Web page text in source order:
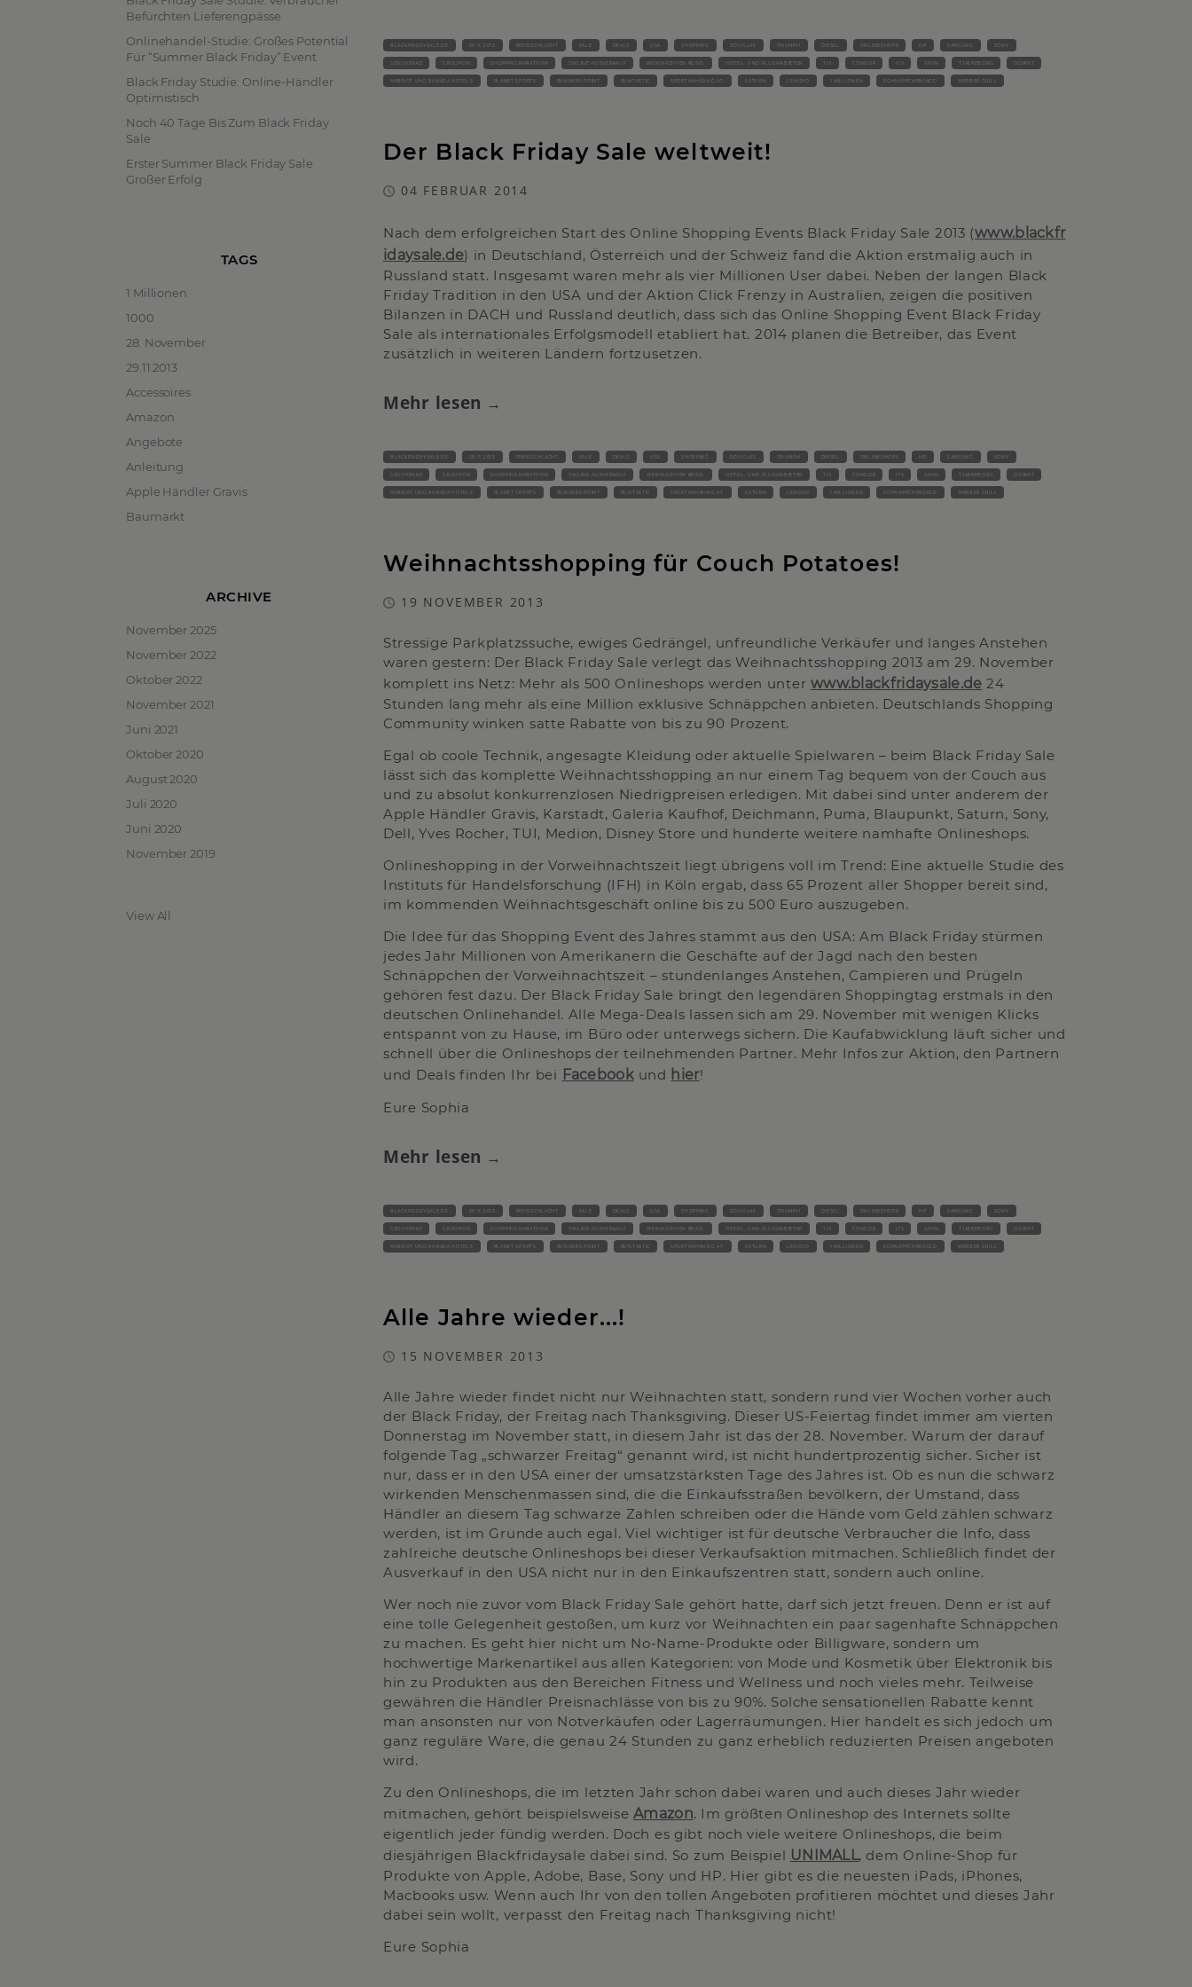
BLACKFRIDAYSALE.DE 29.11.2013 PREISSCHLACHT SALE DEALS USA SHOPPING DOUGLAS TRIUMPH DIESEL ONLINESHOPS HP SAMSUNG SONY
GESCHENKE GROUPON SHOPPINGMARATHON ONLINE-AUSVERKAUF WEIHNACHTEN REISE- HOTEL- UND FLUGANBIETER TUI CONDOR ITS JAHN TJAEREBORG DORINT
MARRIOT UND RAMADA HOTELS PLANET SPORTS RUNNERS POINT RUNTASTIC SPORTNAHRUNG.AT. SATURN LENOVO 1 MILLIONEN SCHNÄPPCHENJAGD WERBER GRILL
Der Black Friday Sale weltweit!
04 FEBRUAR 2014
Nach dem erfolgreichen Start des Online Shopping Events Black Friday Sale 2013 (www.blackfr
idaysale.de) in Deutschland, Österreich und der Schweiz fand die Aktion erstmalig auch in
Russland statt. Insgesamt waren mehr als vier Millionen User dabei. Neben der langen Black
Friday Tradition in den USA und der Aktion Click Frenzy in Australien, zeigen die positiven
Bilanzen in DACH und Russland deutlich, dass sich das Online Shopping Event Black Friday
Sale als internationales Erfolgsmodell etabliert hat. 2014 planen die Betreiber, das Event
zusätzlich in weiteren Ländern fortzusetzen.
Mehr lesen
BLACKFRIDAYSALE.DE 29.11.2013 PREISSCHLACHT SALE DEALS USA SHOPPING DOUGLAS TRIUMPH DIESEL ONLINESHOPS HP SAMSUNG SONY
GESCHENKE GROUPON SHOPPINGMARATHON ONLINE-AUSVERKAUF WEIHNACHTEN REISE- HOTEL- UND FLUGANBIETER TUI CONDOR ITS JAHN TJAEREBORG DORINT
MARRIOT UND RAMADA HOTELS PLANET SPORTS RUNNERS POINT RUNTASTIC SPORTNAHRUNG.AT. SATURN LENOVO 1 MILLIONEN SCHNÄPPCHENJAGD WERBER GRILL
Weihnachtsshopping für Couch Potatoes!
19 NOVEMBER 2013
Stressige Parkplatzssuche, ewiges Gedrängel, unfreundliche Verkäufer und langes Anstehen
waren gestern: Der Black Friday Sale verlegt das Weihnachtsshopping 2013 am 29. November
komplett ins Netz: Mehr als 500 Onlineshops werden unter www.blackfridaysale.de 24
Stunden lang mehr als eine Million exklusive Schnäppchen anbieten. Deutschlands Shopping
Community winken satte Rabatte von bis zu 90 Prozent.
Egal ob coole Technik, angesagte Kleidung oder aktuelle Spielwaren – beim Black Friday Sale
lässt sich das komplette Weihnachtsshopping an nur einem Tag bequem von der Couch aus
und zu absolut konkurrenzlosen Niedrigpreisen erledigen. Mit dabei sind unter anderem der
Apple Händler Gravis, Karstadt, Galeria Kaufhof, Deichmann, Puma, Blaupunkt, Saturn, Sony,
Dell, Yves Rocher, TUI, Medion, Disney Store und hunderte weitere namhafte Onlineshops.
Onlineshopping in der Vorweihnachtszeit liegt übrigens voll im Trend: Eine aktuelle Studie des
Instituts für Handelsforschung (IFH) in Köln ergab, dass 65 Prozent aller Shopper bereit sind,
im kommenden Weihnachtsgeschäft online bis zu 500 Euro auszugeben.
Die Idee für das Shopping Event des Jahres stammt aus den USA: Am Black Friday stürmen
jedes Jahr Millionen von Amerikanern die Geschäfte auf der Jagd nach den besten
Schnäppchen der Vorweihnachtszeit – stundenlanges Anstehen, Campieren und Prügeln
gehören fest dazu. Der Black Friday Sale bringt den legendären Shoppingtag erstmals in den
deutschen Onlinehandel. Alle Mega-Deals lassen sich am 29. November mit wenigen Klicks
entspannt von zu Hause, im Büro oder unterwegs sichern. Die Kaufabwicklung läuft sicher und
schnell über die Onlineshops der teilnehmenden Partner. Mehr Infos zur Aktion, den Partnern
und Deals finden Ihr bei Facebookund hier!
Eure Sophia
Mehr lesen
BLACKFRIDAYSALE.DE 29.11.2013 PREISSCHLACHT SALE DEALS USA SHOPPING DOUGLAS TRIUMPH DIESEL ONLINESHOPS HP SAMSUNG SONY
GESCHENKE GROUPON SHOPPINGMARATHON ONLINE-AUSVERKAUF WEIHNACHTEN REISE- HOTEL- UND FLUGANBIETER TUI CONDOR ITS JAHN TJAEREBORG DORINT
MARRIOT UND RAMADA HOTELS PLANET SPORTS RUNNERS POINT RUNTASTIC SPORTNAHRUNG.AT. SATURN LENOVO 1 MILLIONEN SCHNÄPPCHENJAGD WERBER GRILL
Alle Jahre wieder...!
15 NOVEMBER 2013
Alle Jahre wieder findet nicht nur Weihnachten statt, sondern rund vier Wochen vorher auch
der Black Friday, der Freitag nach Thanksgiving. Dieser US-Feiertag findet immer am vierten
Donnerstag im November statt, in diesem Jahr ist das der 28. November. Warum der darauf
folgende Tag „schwarzer Freitag“ genannt wird, ist nicht hundertprozentig sicher. Sicher ist
nur, dass er in den USA einer der umsatzstärksten Tage des Jahres ist. Ob es nun die schwarz
wirkenden Menschenmassen sind, die die Einkaufsstraßen bevölkern, der Umstand, dass
Händler an diesem Tag schwarze Zahlen schreiben oder die Hände vom Geld zählen schwarz
werden, ist im Grunde auch egal. Viel wichtiger ist für deutsche Verbraucher die Info, dass
zahlreiche deutsche Onlineshops bei dieser Verkaufsaktion mitmachen. Schließlich findet der
Ausverkauf in den USA nicht nur in den Einkaufszentren statt, sondern auch online.
Wer noch nie zuvor vom Black Friday Sale gehört hatte, darf sich jetzt freuen. Denn er ist auf
eine tolle Gelegenheit gestoßen, um kurz vor Weihnachten ein paar sagenhafte Schnäppchen
zu machen. Es geht hier nicht um No-Name-Produkte oder Billigware, sondern um
hochwertige Markenartikel aus allen Kategorien: von Mode und Kosmetik über Elektronik bis
hin zu Produkten aus den Bereichen Fitness und Wellness und noch vieles mehr. Teilweise
gewähren die Händler Preisnachlässe von bis zu 90%. Solche sensationellen Rabatte kennt
man ansonsten nur von Notverkäufen oder Lagerräumungen. Hier handelt es sich jedoch um
ganz reguläre Ware, die genau 24 Stunden zu ganz erheblich reduzierten Preisen angeboten
wird.
Zu den Onlineshops, die im letzten Jahr schon dabei waren und auch dieses Jahr wieder
mitmachen, gehört beispielsweiseAmazon. Im größten Onlineshop des Internets sollte
eigentlich jeder fündig werden. Doch es gibt noch viele weitere Onlineshops, die beim
diesjährigen Blackfridaysale dabei sind. So zum Beispiel UNIMALL, dem Online-Shop für
Produkte von Apple, Adobe, Base, Sony und HP. Hier gibt es die neuesten iPads, iPhones,
Macbooks usw. Wenn auch Ihr von den tollen Angeboten profitieren möchtet und dieses Jahr
dabei sein wollt, verpasst den Freitag nach Thanksgiving nicht!
Eure Sophia
Befürchten Lieferengpässe
Onlinehandel-Studie: Großes Potential
Für “Summer Black Friday” Event
Black Friday Studie: Online-Händler
Optimistisch
Noch 40 Tage Bis Zum Black Friday
Sale
Erster Summer Black Friday Sale
Großer Erfolg
TAGS
1 Millionen
1000
28. November
29.11.2013
Accessoires
Amazon
Angebote
Anleitung
Apple Händler Gravis
Baumarkt
ARCHIVE
November 2025
November 2022
Oktober 2022
November 2021
Juni 2021
Oktober 2020
August 2020
Juli 2020
Juni 2020
November 2019
View All